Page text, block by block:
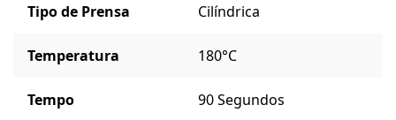
Tipo de Prensa Cilíndrica
Temperatura 180°C
Tempo 90 Segundos